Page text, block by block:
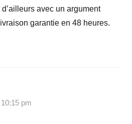
avec un argument
garantie en 48 heures.
pm